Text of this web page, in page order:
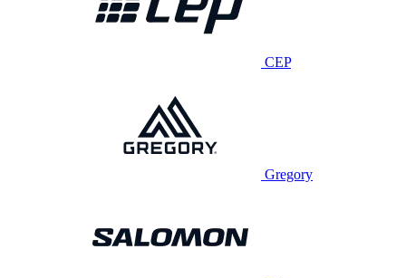
CEP
Gregory